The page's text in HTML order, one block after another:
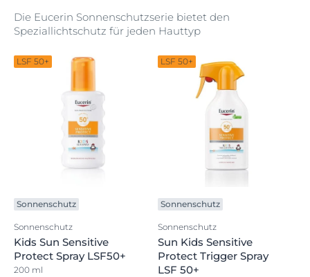
Die Eucerin Sonnenschutzserie bietet den
Speziallichtschutz für jeden Hauttyp
LSF 50+
Sonnenschutz
Sonnenschutz
Kids Sun Sensitive
Protect Spray LSF50+
200 ml
LSF 50+
Sonnenschutz
Sonnenschutz
Sun Kids Sensitive
Protect Trigger Spray
LSF 50+